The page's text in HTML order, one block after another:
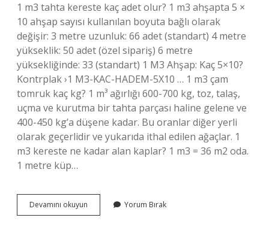
1 m3 tahta kereste kaç adet olur? 1 m3 ahşapta 5 ×
10 ahşap sayısı kullanılan boyuta bağlı olarak
değişir: 3 metre uzunluk: 66 adet (standart) 4 metre
yükseklik: 50 adet (özel sipariş) 6 metre
yüksekliğinde: 33 (standart) 1 M3 Ahşap: Kaç 5×10?
Kontrplak ›1 M3-KAC-HADEM-5X10 … 1 m3 çam
tomruk kaç kg? 1 m³ ağırlığı 600-700 kg, toz, talaş,
uçma ve kurutma bir tahta parçası haline gelene ve
400-450 kg’a düşene kadar. Bu oranlar diğer yerli
olarak geçerlidir ve yukarıda ithal edilen ağaçlar. 1
m3 kereste ne kadar alan kaplar? 1 m3 = 36 m2 oda.
1 metre küp…
Devamını okuyun
Metreküp
Yorum Bırak